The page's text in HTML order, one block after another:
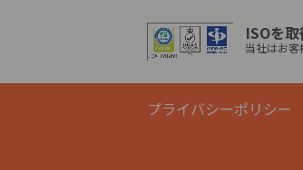
ISOを
当社はお客
プライバシーポリシー